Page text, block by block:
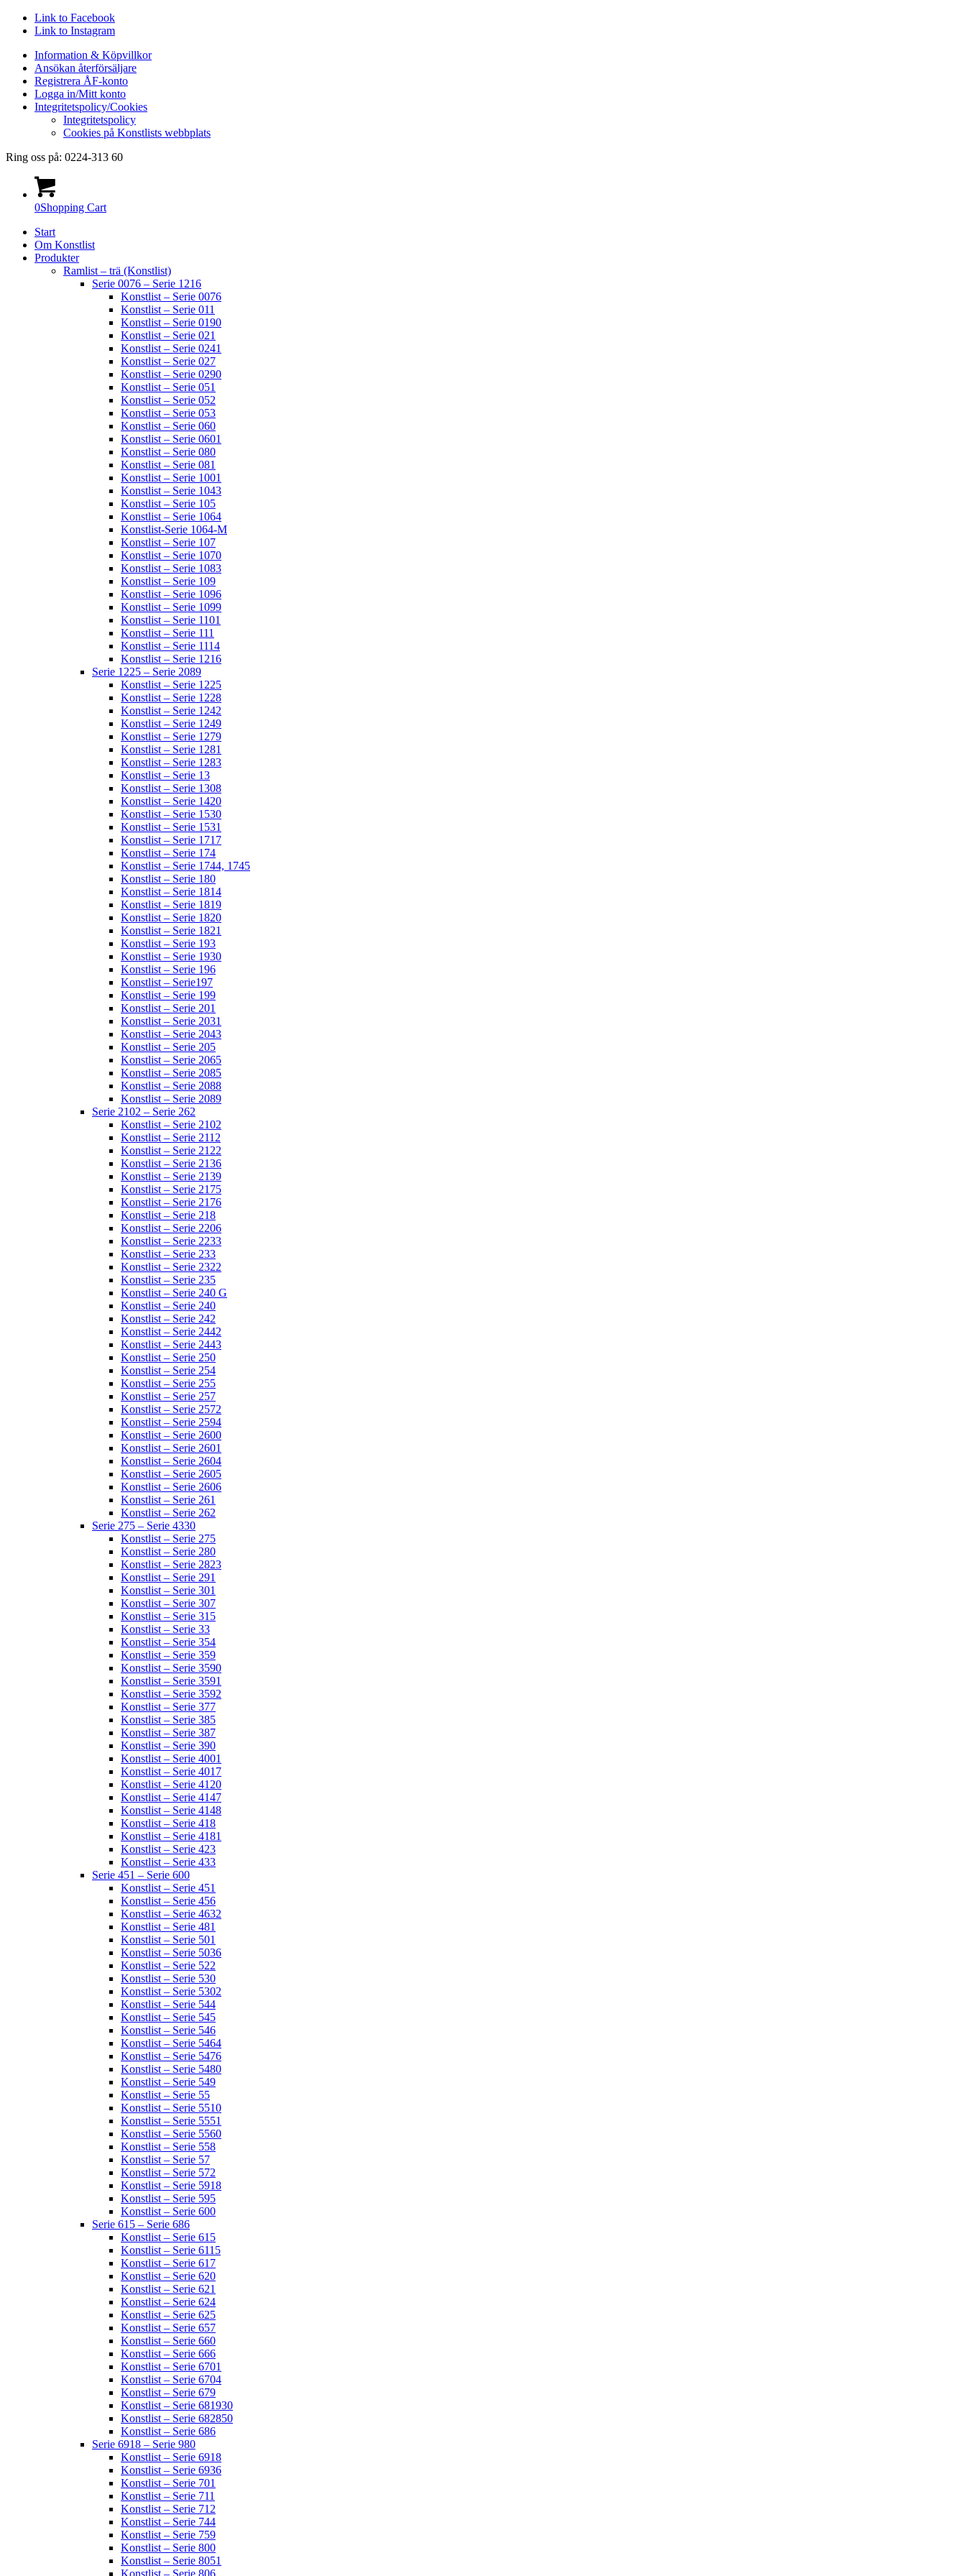
Link to Facebook
Link to Instagram
Information & Köpvillkor
Ansökan återförsäljare
Registrera ÅF-konto
Logga in/Mitt konto
Integritetspolicy/Cookies
Integritetspolicy
Cookies på Konstlists webbplats
Ring oss på: 0224-313 60
0Shopping Cart
Start
Om Konstlist
Produkter
Ramlist – trä (Konstlist)
Serie 0076 – Serie 1216
Konstlist – Serie 0076
Konstlist – Serie 011
Konstlist – Serie 0190
Konstlist – Serie 021
Konstlist – Serie 0241
Konstlist – Serie 027
Konstlist – Serie 0290
Konstlist – Serie 051
Konstlist – Serie 052
Konstlist – Serie 053
Konstlist – Serie 060
Konstlist – Serie 0601
Konstlist – Serie 080
Konstlist – Serie 081
Konstlist – Serie 1001
Konstlist – Serie 1043
Konstlist – Serie 105
Konstlist – Serie 1064
Konstlist-Serie 1064-M
Konstlist – Serie 107
Konstlist – Serie 1070
Konstlist – Serie 1083
Konstlist – Serie 109
Konstlist – Serie 1096
Konstlist – Serie 1099
Konstlist – Serie 1101
Konstlist – Serie 111
Konstlist – Serie 1114
Konstlist – Serie 1216
Serie 1225 – Serie 2089
Konstlist – Serie 1225
Konstlist – Serie 1228
Konstlist – Serie 1242
Konstlist – Serie 1249
Konstlist – Serie 1279
Konstlist – Serie 1281
Konstlist – Serie 1283
Konstlist – Serie 13
Konstlist – Serie 1308
Konstlist – Serie 1420
Konstlist – Serie 1530
Konstlist – Serie 1531
Konstlist – Serie 1717
Konstlist – Serie 174
Konstlist – Serie 1744, 1745
Konstlist – Serie 180
Konstlist – Serie 1814
Konstlist – Serie 1819
Konstlist – Serie 1820
Konstlist – Serie 1821
Konstlist – Serie 193
Konstlist – Serie 1930
Konstlist – Serie 196
Konstlist – Serie197
Konstlist – Serie 199
Konstlist – Serie 201
Konstlist – Serie 2031
Konstlist – Serie 2043
Konstlist – Serie 205
Konstlist – Serie 2065
Konstlist – Serie 2085
Konstlist – Serie 2088
Konstlist – Serie 2089
Serie 2102 – Serie 262
Konstlist – Serie 2102
Konstlist – Serie 2112
Konstlist – Serie 2122
Konstlist – Serie 2136
Konstlist – Serie 2139
Konstlist – Serie 2175
Konstlist – Serie 2176
Konstlist – Serie 218
Konstlist – Serie 2206
Konstlist – Serie 2233
Konstlist – Serie 233
Konstlist – Serie 2322
Konstlist – Serie 235
Konstlist – Serie 240 G
Konstlist – Serie 240
Konstlist – Serie 242
Konstlist – Serie 2442
Konstlist – Serie 2443
Konstlist – Serie 250
Konstlist – Serie 254
Konstlist – Serie 255
Konstlist – Serie 257
Konstlist – Serie 2572
Konstlist – Serie 2594
Konstlist – Serie 2600
Konstlist – Serie 2601
Konstlist – Serie 2604
Konstlist – Serie 2605
Konstlist – Serie 2606
Konstlist – Serie 261
Konstlist – Serie 262
Serie 275 – Serie 4330
Konstlist – Serie 275
Konstlist – Serie 280
Konstlist – Serie 2823
Konstlist – Serie 291
Konstlist – Serie 301
Konstlist – Serie 307
Konstlist – Serie 315
Konstlist – Serie 33
Konstlist – Serie 354
Konstlist – Serie 359
Konstlist – Serie 3590
Konstlist – Serie 3591
Konstlist – Serie 3592
Konstlist – Serie 377
Konstlist – Serie 385
Konstlist – Serie 387
Konstlist – Serie 390
Konstlist – Serie 4001
Konstlist – Serie 4017
Konstlist – Serie 4120
Konstlist – Serie 4147
Konstlist – Serie 4148
Konstlist – Serie 418
Konstlist – Serie 4181
Konstlist – Serie 423
Konstlist – Serie 433
Serie 451 – Serie 600
Konstlist – Serie 451
Konstlist – Serie 456
Konstlist – Serie 4632
Konstlist – Serie 481
Konstlist – Serie 501
Konstlist – Serie 5036
Konstlist – Serie 522
Konstlist – Serie 530
Konstlist – Serie 5302
Konstlist – Serie 544
Konstlist – Serie 545
Konstlist – Serie 546
Konstlist – Serie 5464
Konstlist – Serie 5476
Konstlist – Serie 5480
Konstlist – Serie 549
Konstlist – Serie 55
Konstlist – Serie 5510
Konstlist – Serie 5551
Konstlist – Serie 5560
Konstlist – Serie 558
Konstlist – Serie 57
Konstlist – Serie 572
Konstlist – Serie 5918
Konstlist – Serie 595
Konstlist – Serie 600
Serie 615 – Serie 686
Konstlist – Serie 615
Konstlist – Serie 6115
Konstlist – Serie 617
Konstlist – Serie 620
Konstlist – Serie 621
Konstlist – Serie 624
Konstlist – Serie 625
Konstlist – Serie 657
Konstlist – Serie 660
Konstlist – Serie 666
Konstlist – Serie 6701
Konstlist – Serie 6704
Konstlist – Serie 679
Konstlist – Serie 681930
Konstlist – Serie 682850
Konstlist – Serie 686
Serie 6918 – Serie 980
Konstlist – Serie 6918
Konstlist – Serie 6936
Konstlist – Serie 701
Konstlist – Serie 711
Konstlist – Serie 712
Konstlist – Serie 744
Konstlist – Serie 759
Konstlist – Serie 800
Konstlist – Serie 8051
Konstlist – Serie 806